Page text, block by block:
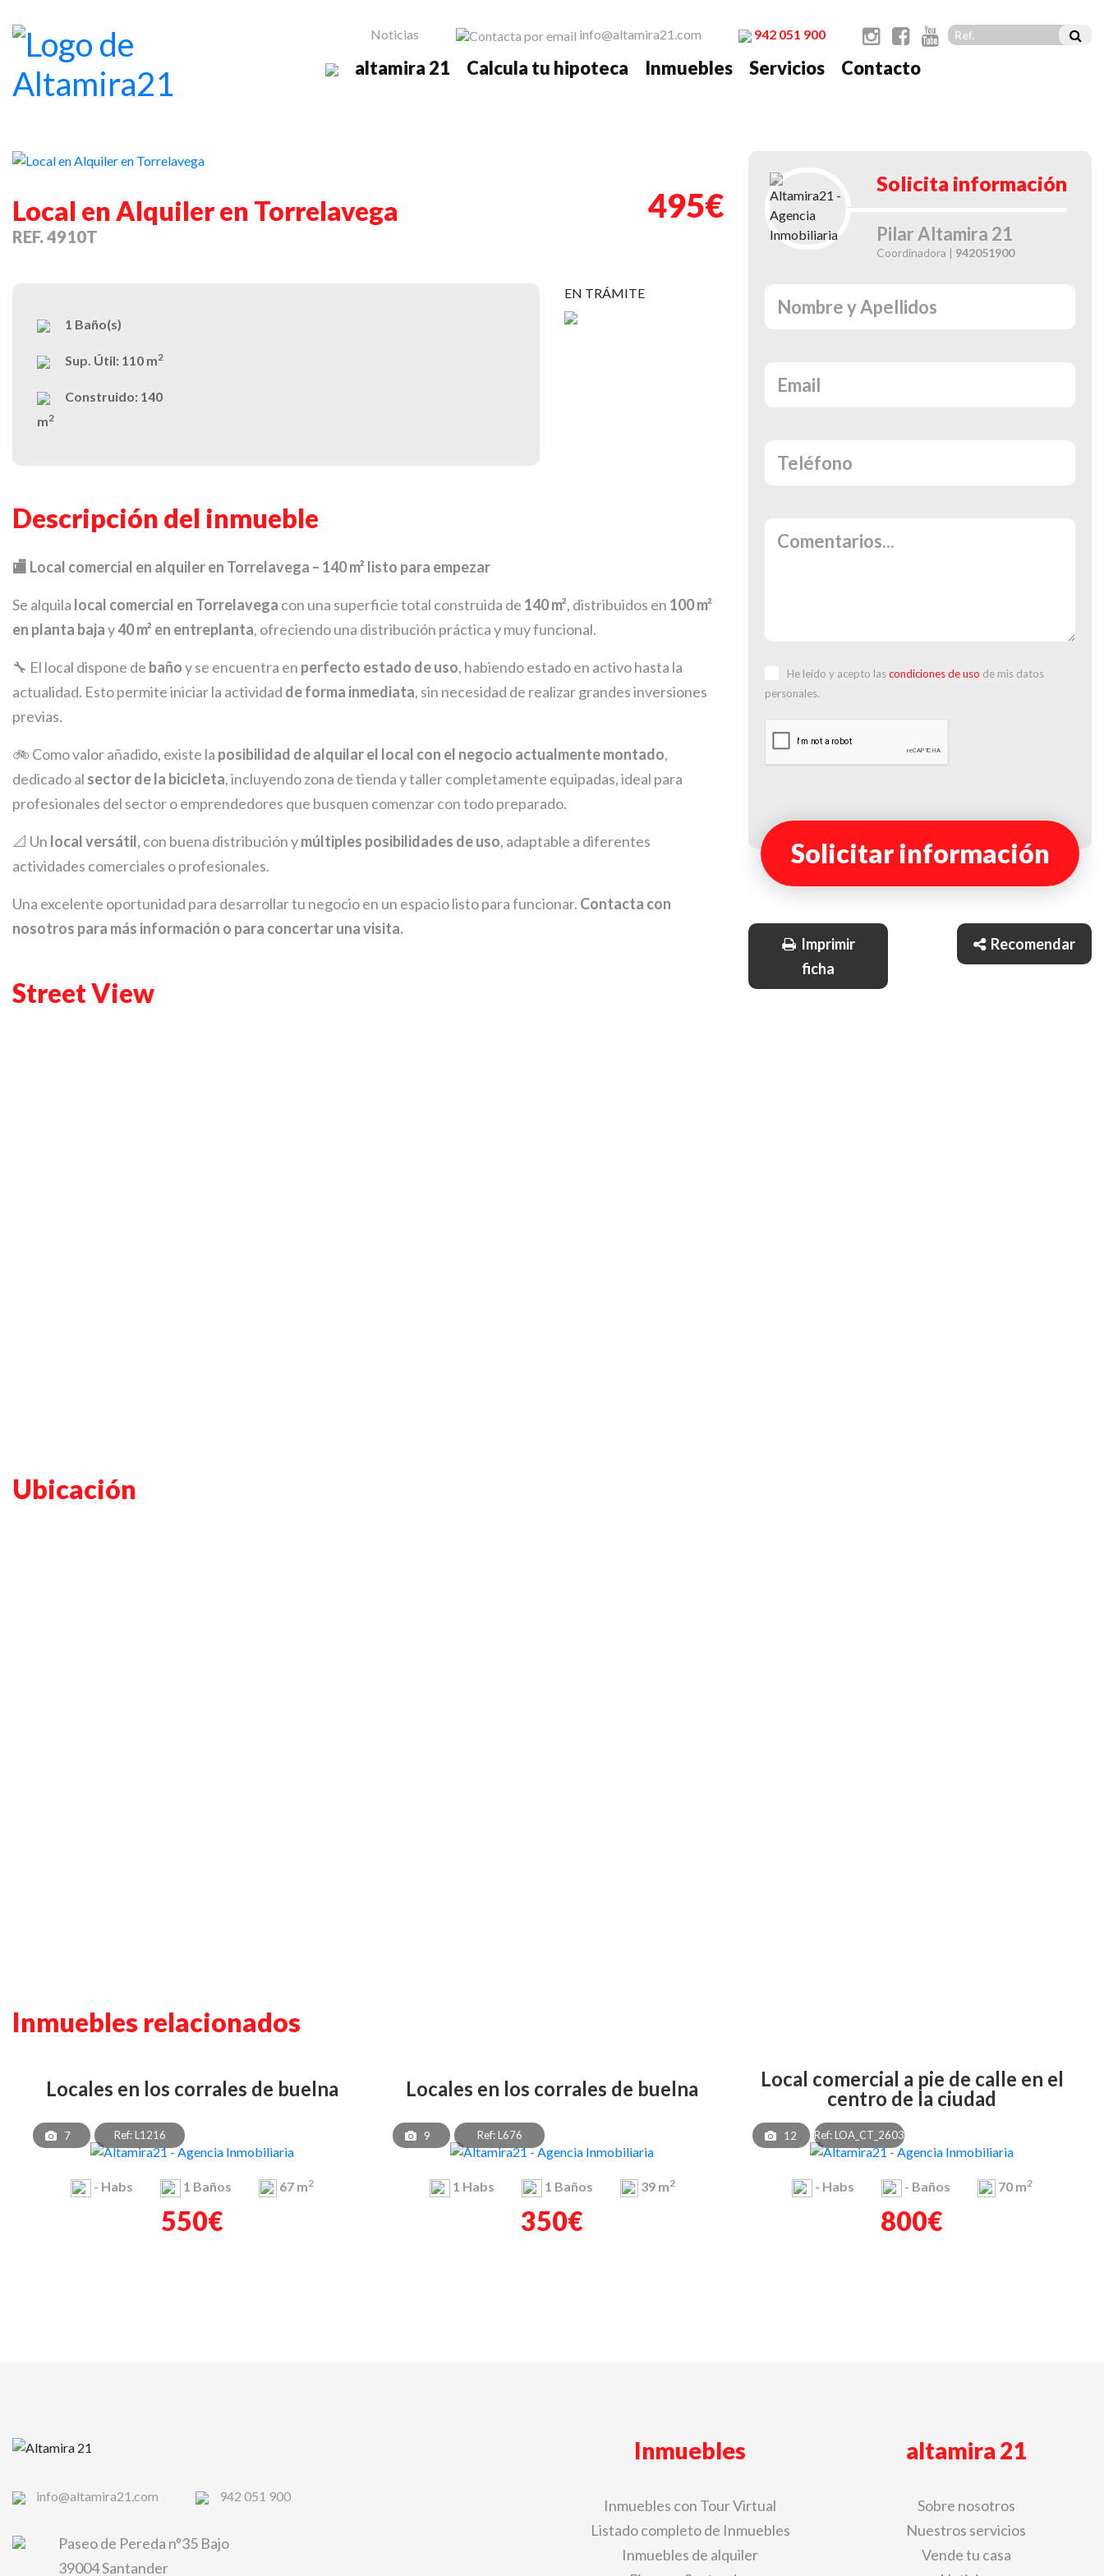
Noticias info@altamira21.com 942 051 900
altamira 21 Calcula tu hipoteca Inmuebles Servicios Contacto
Previous
Local en Alquiler en Torrelavega
REF. 4910T
495€
1 Baño(s)
Sup. Útil: 110 m2
Construido: 140
m2
EN TRÁMITE
Descripción del inmueble
🏬 Local comercial en alquiler en Torrelavega – 140 m² listo para empezar
Se alquila local comercial en Torrelavega con una superficie total construida de 140 m², distribuidos en 100 m²
en planta bajay40 m² en entreplanta, ofreciendo una distribución práctica y muy funcional.
🔧 El local dispone de bañoy se encuentra en perfecto estado de uso, habiendo estado en activo hasta la
actualidad. Esto permite iniciar la actividad de forma inmediata, sin necesidad de realizar grandes inversiones
previas.
🚲 Como valor añadido, existe la posibilidad de alquilar el local con el negocio actualmente montado,
dedicado al sector de la bicicleta, incluyendo zona de tienda y taller completamente equipadas, ideal para
profesionales del sector o emprendedores que busquen comenzar con todo preparado.
📐 Un local versátil, con buena distribución ymúltiples posibilidades de uso, adaptable a diferentes
actividades comerciales o profesionales.
Una excelente oportunidad para desarrollar tu negocio en un espacio listo para funcionar. Contacta con
nosotros para más información o para concertar una visita.
Street View
Ubicación
Solicita información
Pilar Altamira 21
Coordinadora | 942051900
He leído y acepto lascondiciones de uso de mis datos
personales.
Solicitar información
Imprimir
ficha
Recomendar
Inmuebles relacionados
locales en los corrales de buelna
7 Ref: L1216
- Habs 1 Baños 67 m2
550€
locales en los corrales de buelna
9 Ref: L676
1 Habs 1 Baños 39 m2
350€
local comercial a pie de calle en el
centro de la ciudad
12 Ref: LOA_CT_2603
- Habs - Baños 70 m2
800€
info@altamira21.com 942 051 900
Paseo de Pereda nº35 Bajo
39004 Santander
Inmuebles
Inmuebles con Tour Virtual
Listado completo de Inmuebles
Inmuebles de alquiler
altamira 21
Sobre nosotros
Nuestros servicios
Vende tu casa